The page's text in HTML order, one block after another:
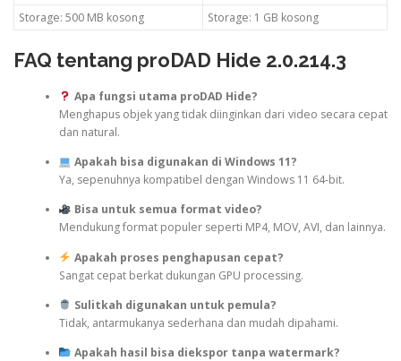
Storage: 500 MB kosong Storage: 1 GB kosong
FAQ tentang proDAD Hide 2.0.214.3
Apa fungsi utama proDAD Hide?
Menghapus objek yang tidak diinginkan dari video secara cepat
dan natural.
Apakah bisa digunakan di Windows 11?
Ya, sepenuhnya kompatibel dengan Windows 11 64-bit.
Bisa untuk semua format video?
Mendukung format populer seperti MP4, MOV, AVI, dan lainnya.
Apakah proses penghapusan cepat?
Sangat cepat berkat dukungan GPU processing.
Sulitkah digunakan untuk pemula?
Tidak, antarmukanya sederhana dan mudah dipahami.
Apakah hasil bisa diekspor tanpa watermark?